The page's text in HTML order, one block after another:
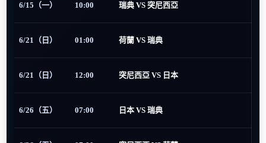
6/15（一） 10:00 瑞典 VS 突尼西亞
6/21（日） 01:00 荷蘭 VS 瑞典
6/21（日） 12:00 突尼西亞 VS 日本
6/26（五） 07:00 日本 VS 瑞典